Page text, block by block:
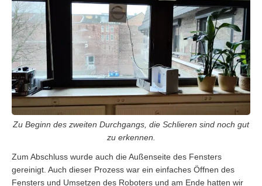
Zu Beginn des zweiten Durchgangs, die Schlieren sind noch gut
zu erkennen.
Zum Abschluss wurde auch die Außenseite des Fensters
gereinigt. Auch dieser Prozess war ein einfaches Öffnen des
Fensters und Umsetzen des Roboters und am Ende hatten wir